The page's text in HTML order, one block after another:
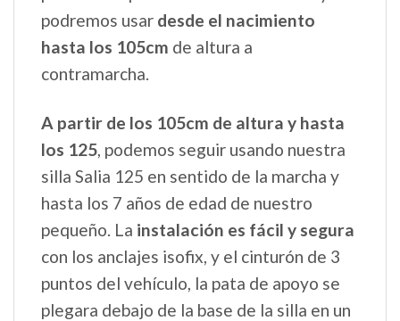
podremos usar desde el nacimiento
hasta los 105cm de altura a
contramarcha.
A partir de los 105cm de altura y hasta
los 125, podemos seguir usando nuestra
silla Salia 125 en sentido de la marcha y
hasta los 7 años de edad de nuestro
pequeño. La instalación es fácil y segura
con los anclajes isofix, y el cinturón de 3
puntos del vehículo, la pata de apoyo se
plegara debajo de la base de la silla en un